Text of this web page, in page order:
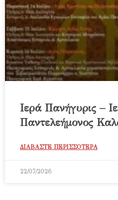
Ιερά Πανήγυρις –
Παντελεήμονος
ΔΙΑΒΑΣΤΕ ΠΕΡΙΣΣΟΤΕΡΑ
22/07/2026